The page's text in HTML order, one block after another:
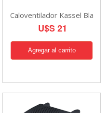
Caloventilador Kassel Bla
U$S 21